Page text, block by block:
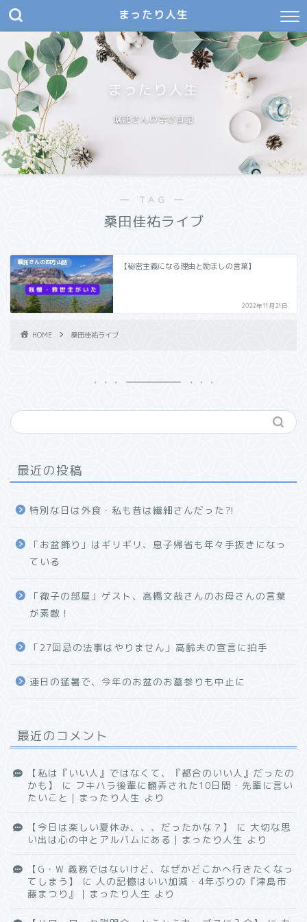
まったり人生
まったり人生
嘱託さんの学び日記
― TAG ―
桑田佳祐ライブ
嘱託さんの四方山話 【秘密主義になる理由と励ましの言葉】
2022年11月21日
HOME 桑田佳祐ライブ
最近の投稿
特別な日は外食・私も昔は繊細さんだった⁈
「お盆飾り」はギリギリ、息子帰省も年々手抜きになっ
ている
「徹子の部屋」ゲスト、高橋文哉さんのお母さんの言葉
が素敵！
「27回忌の法事はやりません」高齢夫の宣言に拍手
連日の猛暑で、今年のお盆のお墓参りも中止に
最近のコメント
【私は『いい人』ではなくて、『都合のいい人』だったの
かも】
に フキハラ後輩に翻弄された10日間・先輩に言い
たいこと｜まったり人生 より
【今日は楽しい夏休み、、、だったかな？】 に 大切な思
い出は心の中とアルバムにある｜まったり人生 より
【G・W 義務ではないけど、なぜかどこかへ行きたくなっ
てしまう】
に 人の記憶はいい加減・4年ぶりの『津島市
藤まつり』｜まったり人生 より